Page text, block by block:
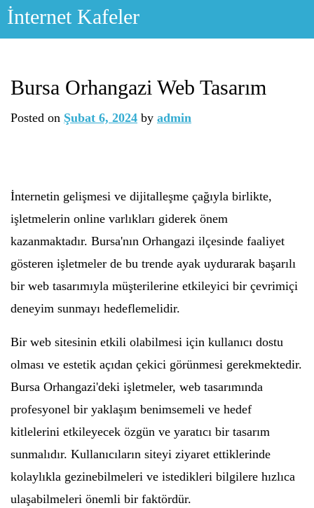
Skip
İnternet Kafeler
Bursa Orhangazi Web Tasarım
Posted on Şubat 6, 2024 by admin
İnternetin gelişmesi ve dijitalleşme çağıyla birlikte,
işletmelerin online varlıkları giderek önem
kazanmaktadır. Bursa'nın Orhangazi ilçesinde faaliyet
gösteren işletmeler de bu trende ayak uydurarak başarılı
bir web tasarımıyla müşterilerine etkileyici bir çevrimiçi
deneyim sunmayı hedeflemelidir.
Bir web sitesinin etkili olabilmesi için kullanıcı dostu
olması ve estetik açıdan çekici görünmesi gerekmektedir.
Bursa Orhangazi'deki işletmeler, web tasarımında
profesyonel bir yaklaşım benimsemeli ve hedef
kitlelerini etkileyecek özgün ve yaratıcı bir tasarım
sunmalıdır. Kullanıcıların siteyi ziyaret ettiklerinde
kolaylıkla gezinebilmeleri ve istedikleri bilgilere hızlıca
ulaşabilmeleri önemli bir faktördür.